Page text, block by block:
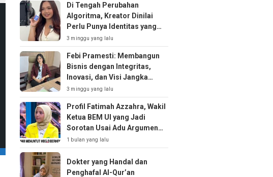
Di Tengah Perubahan
Algoritma, Kreator Dinilai
Perlu Punya Identitas yang
Kuat
3 minggu yang lalu
Febi Pramesti: Membangun
Bisnis dengan Integritas,
Inovasi, dan Visi Jangka
Panjang
3 minggu yang lalu
Profil Fatimah Azzahra, Wakil
Ketua BEM UI yang Jadi
Sorotan Usai Adu Argumen
soal MBG
1 bulan yang lalu
Dokter yang Handal dan
Penghafal Al-Qur’an